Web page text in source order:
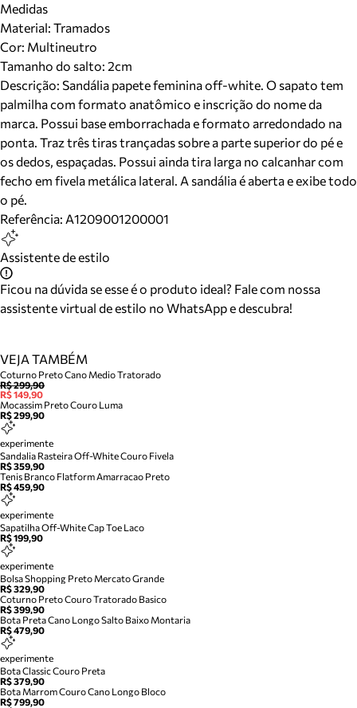
Medidas
Material: Tramados
Cor: Multineutro
Tamanho do salto: 2cm
Descrição: Sandália papete feminina off-white. O sapato tem
palmilha com formato anatômico e inscrição do nome da
marca. Possui base emborrachada e formato arredondado na
ponta. Traz três tiras trançadas sobre a parte superior do pé e
os dedos, espaçadas. Possui ainda tira larga no calcanhar com
fecho em fivela metálica lateral. A sandália é aberta e exibe todo
o pé.
Referência: A1209001200001
Assistente de estilo
Ficou na dúvida se esse é o produto ideal? Fale com nossa
assistente virtual de estilo no WhatsApp e descubra!
VEJA TAMBÉM
Coturno Preto Cano Medio Tratorado
R$ 299,90
R$ 149,90
Mocassim Preto Couro Luma
R$ 299,90
experimente
Sandalia Rasteira Off-White Couro Fivela
R$ 359,90
Tenis Branco Flatform Amarracao Preto
R$ 459,90
experimente
Sapatilha Off-White Cap Toe Laco
R$ 199,90
experimente
Bolsa Shopping Preto Mercato Grande
R$ 329,90
Coturno Preto Couro Tratorado Basico
R$ 399,90
Bota Preta Cano Longo Salto Baixo Montaria
R$ 479,90
experimente
Bota Classic Couro Preta
R$ 379,90
Bota Marrom Couro Cano Longo Bloco
R$ 799,90